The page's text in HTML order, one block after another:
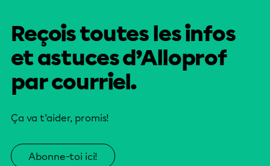
Reçois toutes les infos
et astuces d’Alloprof
par courriel.
Ça va t’aider, promis!
Abonne-toi ici!